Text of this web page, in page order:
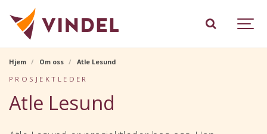
Hjem Om oss
Atle Lesund
PROSJEKTLEDER
Atle Lesund